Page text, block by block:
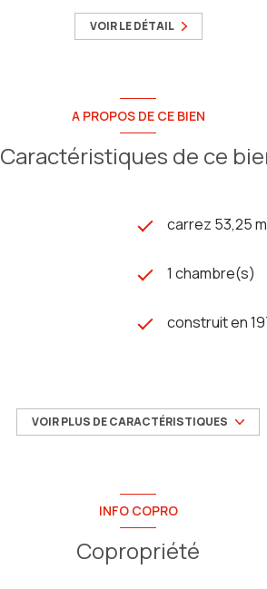
VOIR LE DÉTAIL
A PROPOS DE CE BIEN
Caractéristiques de ce
carrez 53,25
1 chambre(s)
construit en
Chauffage
3ème étage
VOIR PLUS DE CARACTÉRISTIQUES
INFO COPRO
Copropriété